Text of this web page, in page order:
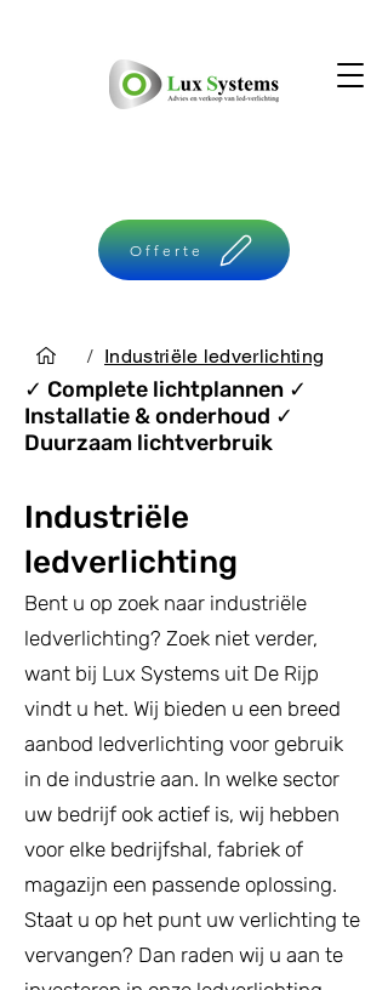
Offerte
/ Industriële ledverlichting
✓ Complete lichtplannen ✓
Installatie & onderhoud ✓
Duurzaam lichtverbruik
Industriële
ledverlichting
Bent u op zoek naar industriële
ledverlichting? Zoek niet verder,
want bij Lux Systems uit De Rijp
vindt u het. Wij bieden u een breed
aanbod ledverlichting voor gebruik
in de industrie aan. In welke sector
uw bedrijf ook actief is, wij hebben
voor elke bedrijfshal, fabriek of
magazijn een passende oplossing.
Staat u op het punt uw verlichting te
vervangen? Dan raden wij u aan te